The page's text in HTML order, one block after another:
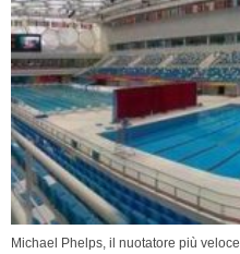
Michael Phelps, il nuotatore più